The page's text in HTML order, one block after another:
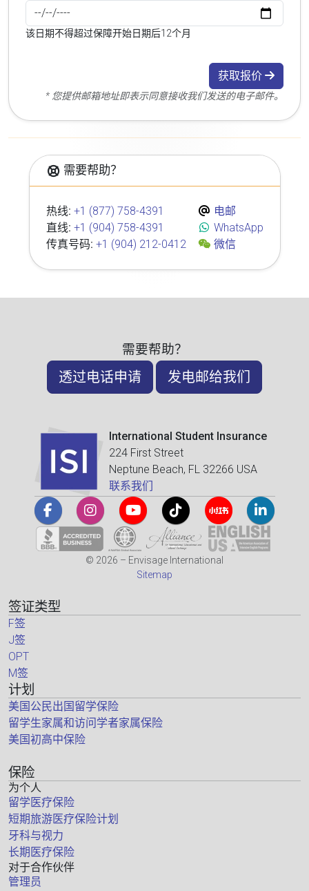
该日期不得超过保障开始日期后12个月
获取报价
* 您提供邮箱地址即表示同意接收我们发送的电子邮件。
需要帮助？
热线: +1 (877) 758-4391
直线: +1 (904) 758-4391
传真号码: +1 (904) 212-0412
电邮
WhatsApp
微信
需要帮助？
透过电话申请 发电邮给我们
International Student Insurance
224 First Street
Neptune Beach, FL 32266 USA
联系我们
© 2026 – Envisage International
Sitemap
签证类型
F签
J签
OPT
M签
计划
美国公民出国留学保险
留学生家属和访问学者家属保险
美国初高中保险
保险
为个人
留学医疗保险
短期旅游医疗保险计划
牙科与视力
长期医疗保险
对于合作伙伴
管理员